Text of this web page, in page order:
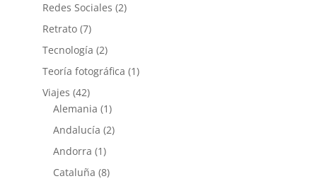
Redes Sociales (2)
Retrato(7)
Tecnología (2)
Teoría fotográfica (1)
Viajes (42)
Alemania (1)
Andalucía (2)
Andorra (1)
Cataluña (8)